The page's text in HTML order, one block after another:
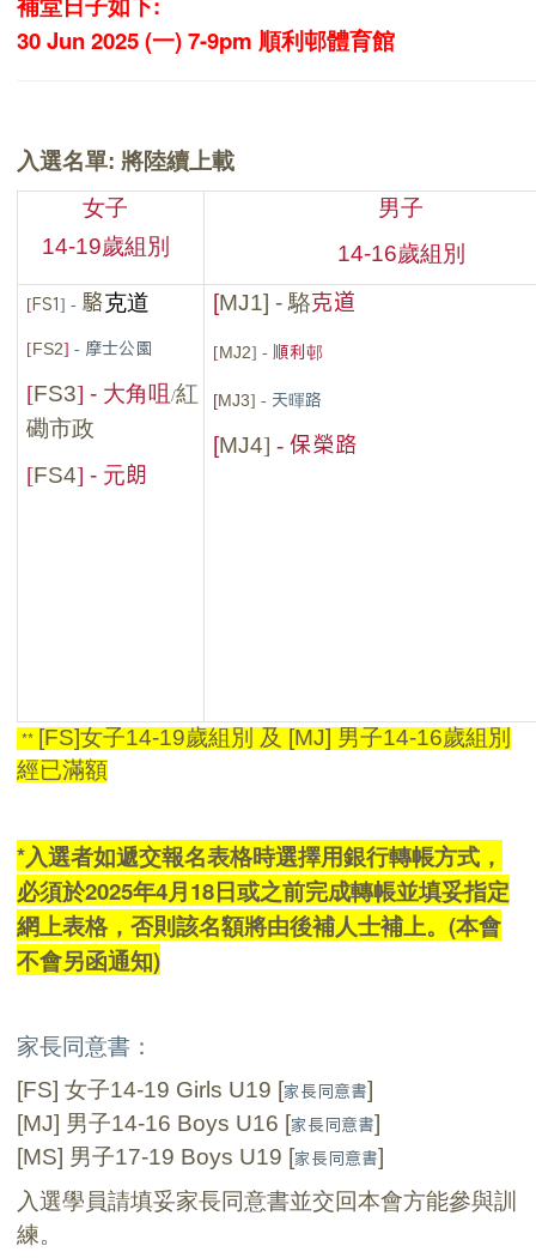
30 Jun 2025 (一) 7-9pm 順利邨體育館
入選名單: 將陸續上載
女子
14-19歲組別
男子
14-16歲組別
[FS1]- 駱克道
[FS2] - 摩士公園
[FS3] - 大角咀/紅
磡市政
[FS4] - 元朗
[MJ1] - 駱克道
[MJ2] -順利邨
[MJ3] - 天暉路
[MJ4] -保榮路
** [FS]女子14-19歲組別 及 [MJ] 男子14-16歲組別
經已滿額
*入選者如遞交報名表格時選擇用銀行轉帳方式，
必須於2025年4月18日或之前完成轉帳並填妥指定
網上表格，否則該名額將由後補人士補上。(本會
不會另函通知)
家長同意書：
[FS]女子14-19 Girls U19 [家長同意書]
[MJ] 男子14-16 Boys U16 [家長同意書]
[MS] 男子17-19 Boys U19 [家長同意書]
入選學員請填妥家長同意書並交回本會方能參與訓
練。